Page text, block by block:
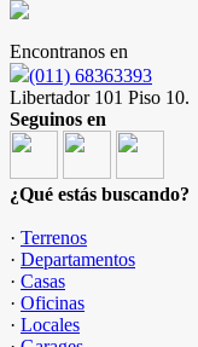
Encontranos en
(011) 68363393
Libertador 101 Piso 10.
Seguinos en
¿Qué estás buscando?
· Terrenos
· Departamentos
· Casas
· Oficinas
· Locales